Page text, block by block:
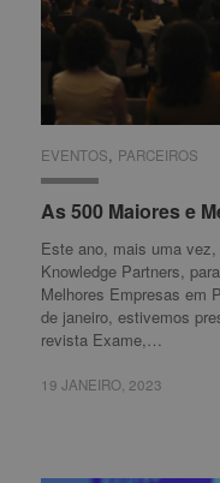
EVENTOS, PARCEIROS
As 500 Maiores e
Este ano, mais uma
Knowledge Partners,
Melhores Empresas em
de janeiro, estivemos
revista Exame,…
19 JANEIRO, 2023
EVENTOS PARCEIROS
As 500 Maiores e
19 JANEIRO, 2023